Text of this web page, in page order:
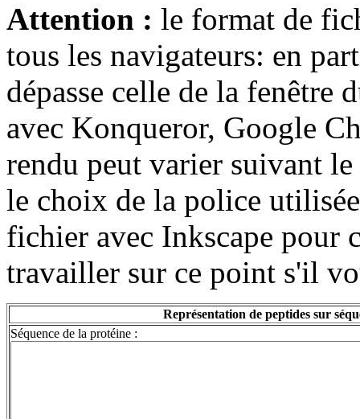
Attention : le format de
tous les navigateurs: en
dépasse celle de la fenêtre
avec Konqueror, Google
rendu peut varier suivant
le choix de la police
fichier avec Inkscape pour
travailler sur ce point s'il
Représentation de peptides sur
Séquence de la protéine :